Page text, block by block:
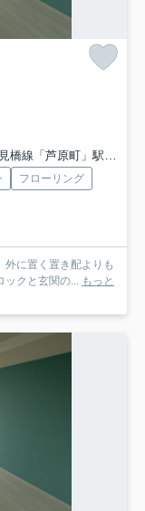
線「芦原町」駅 徒歩8分
フローリング
に置く置き配よりも
クと玄関の...
もっと